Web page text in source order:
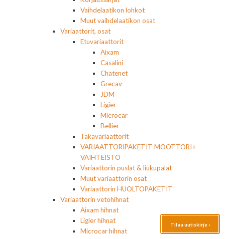
Vaihdelaatikon lohkot
Muut vaihdelaatikon osat
Variaattorit, osat
Etuvariaattorit
Aixam
Casalini
Chatenet
Grecav
JDM
Ligier
Microcar
Bellier
Takavariaattorit
VARIAATTORIPAKETIT MOOTTORI+
VAIHTEISTO
Variaattorin puslat & liukupalat
Muut variaattorin osat
Variaattorin HUOLTOPAKETIT
Variaattorin vetohihnat
Aixam hihnat
Ligier hihnat
Microcar hihnat
Tilaa uutiskirje ›